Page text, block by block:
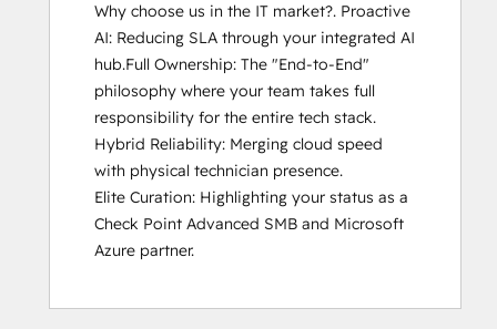
Why choose us in the IT market?. Proactive
AI: Reducing SLA through your integrated AI
hub.Full Ownership: The "End-to-End"
philosophy where your team takes full
responsibility for the entire tech stack.
Hybrid Reliability: Merging cloud speed
with physical technician presence.
Elite Curation: Highlighting your status as a
Check Point Advanced SMB and Microsoft
Azure partner.